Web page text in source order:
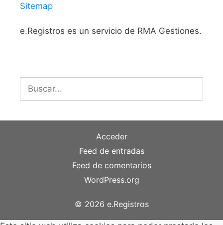
Sitemap
e.Registros es un servicio de RMA Gestiones.
Acceder
Feed de entradas
Feed de comentarios
WordPress.org
© 2026 e.Registros